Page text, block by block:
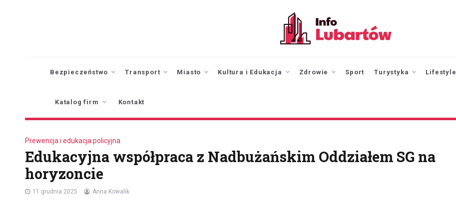
Bezpieczeństwo Transport Miasto Kultura i Edukacja Zdrowie Sport Turystyka Lifestyle
Katalog firm Kontakt
Prewencja i edukacja policyjna
Edukacyjna współpraca z Nadbużańskim Oddziałem SG na
horyzoncie
11 grudnia 2025 Anna Kowalik